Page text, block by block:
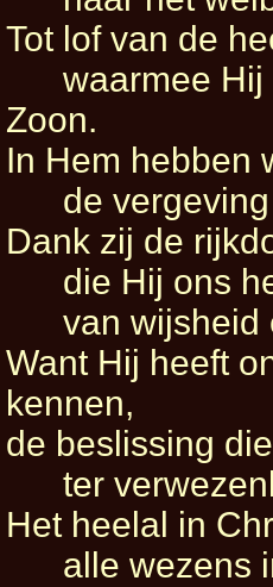
Tot lof van de
waarmee Hij
Zoon.
In Hem hebben
de vergeving
Dank zij de
die Hij ons
van wijsheid
Want Hij heeft
kennen,
de beslissing
ter
Het heelal in
alle wezens